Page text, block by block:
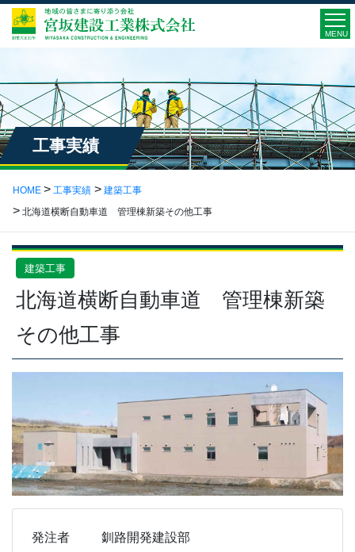
MENU
工事実績
HOME 工事実績
建築工事
北海道横断自動車道 管理棟新築その他工事
建築工事
北海道横断自動車道 管理棟新築
その他工事
発注者 釧路開発建設部